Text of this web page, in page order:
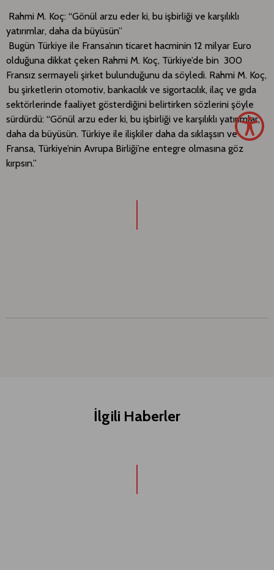
Rahmi M. Koç: “Gönül arzu eder ki, bu işbirliği ve karşılıklı
yatırımlar, daha da büyüsün”
Bugün Türkiye ile Fransa’nın ticaret hacminin 12 milyar Euro
olduğuna dikkat çeken Rahmi M. Koç, Türkiye’de bin 300
Fransız sermayeli şirket bulunduğunu da söyledi. Rahmi M. Koç,
bu şirketlerin otomotiv, bankacılık ve sigortacılık, ilaç ve gıda
sektörlerinde faaliyet gösterdiğini belirtirken sözlerini şöyle
sürdürdü: “Gönül arzu eder ki, bu işbirliği ve karşılıklı yatırımlar,
daha da büyüsün. Türkiye ile ilişkiler daha da sıklaşsın ve
Fransa, Türkiye’nin Avrupa Birliği’ne entegre olmasına göz
kırpsın.”
İlgili Haberler